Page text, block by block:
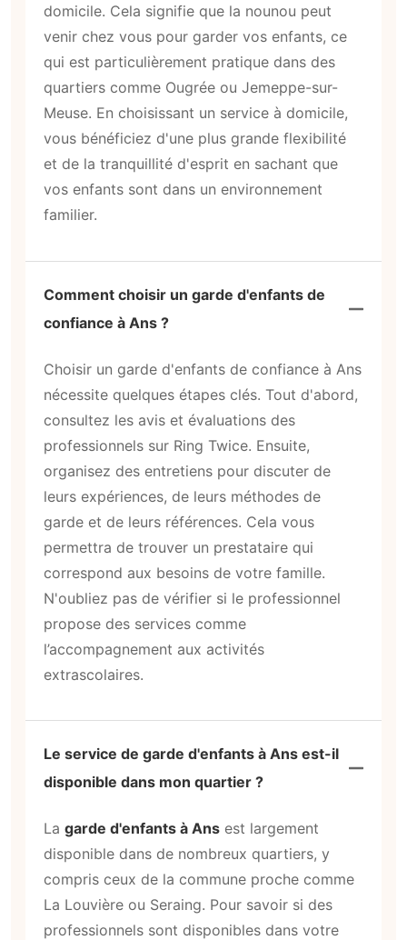
domicile. Cela signifie que la nounou peut
venir chez vous pour garder vos enfants, ce
qui est particulièrement pratique dans des
quartiers comme Ougrée ou Jemeppe-sur-
Meuse. En choisissant un service à domicile,
vous bénéficiez d'une plus grande flexibilité
et de la tranquillité d'esprit en sachant que
vos enfants sont dans un environnement
familier.
Comment choisir un garde d'enfants de
confiance à Ans ?
Choisir un garde d'enfants de confiance à Ans
nécessite quelques étapes clés. Tout d'abord,
consultez les avis et évaluations des
professionnels sur Ring Twice. Ensuite,
organisez des entretiens pour discuter de
leurs expériences, de leurs méthodes de
garde et de leurs références. Cela vous
permettra de trouver un prestataire qui
correspond aux besoins de votre famille.
N'oubliez pas de vérifier si le professionnel
propose des services comme
l’accompagnement aux activités
extrascolaires.
Le service de garde d'enfants à Ans est-il
disponible dans mon quartier ?
La garde d'enfants à Ans est largement
disponible dans de nombreux quartiers, y
compris ceux de la commune proche comme
La Louvière ou Seraing. Pour savoir si des
professionnels sont disponibles dans votre